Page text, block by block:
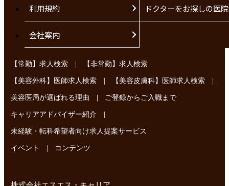
利用規約 ドクターをお探しの医
会社案内
【常勤】求人検索 | 【非常勤】求人検索
【美容外科】医師求人検索 | 【美容皮膚科】医師求人検索 |
美容医局が選ばれる理由 | ご登録からご入職まで
キャリアアドバイザー紹介 |
未経験・転科希望者向け求人提案サービス
イベント | コンテンツ